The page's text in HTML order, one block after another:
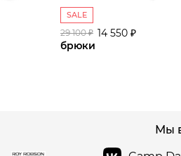
SALE
29 100 ₽ 14 550 ₽
брюки
Мы